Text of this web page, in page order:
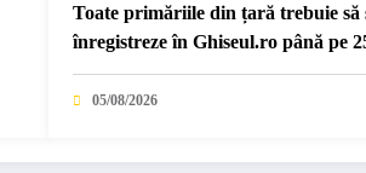
Toate primăriile din țară trebuie să
înregistreze în Ghiseul.ro până pe
primari au…
05/08/2026